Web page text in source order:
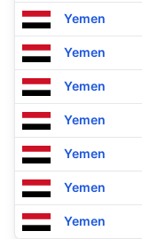
Yemen
Yemen
Yemen
Yemen
Yemen
Yemen
Yemen